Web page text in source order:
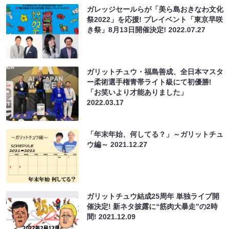
ガレッジセールらが「美ら島おきなわ文化
祭2022」を応援! プレイベント「東京早咲
き祭」8月13日開催決定!2022.07.27
ガリットチュウ・福島善成、全日本マスタ
ー柔術選手権青帯ライト級にて初優勝!
「お笑いより才能ありました」
2022.03.17
「年末年始、何してる？」～ガリットチュ
ウ編～2021.12.27
ガリットチュウ結成25周年 単独ライブ開
催決定! 新ネタ披露に“筋肉大暴走”の2時
間!2021.12.09